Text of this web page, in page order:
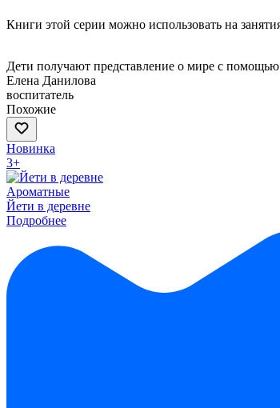
Книги этой серии можно использовать на
Дети получают представление о мире с помощью
Елена Данилова
воспитатель
Похожие
Новинка
3+
Ароматные
Йети в деревне
Подробнее